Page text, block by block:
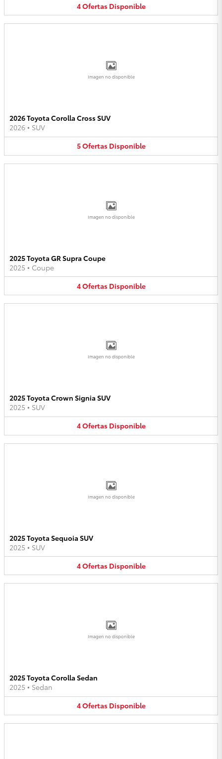
4Ofertas Disponible
Imagen no disponible
2026 Toyota Corolla Cross SUV
2026 • SUV
5Ofertas Disponible
Imagen no disponible
2025 Toyota GR Supra Coupe
2025 • Coupe
4Ofertas Disponible
Imagen no disponible
2025 Toyota Crown Signia SUV
2025 • SUV
4Ofertas Disponible
Imagen no disponible
2025 Toyota Sequoia SUV
2025 • SUV
4Ofertas Disponible
Imagen no disponible
2025 Toyota Corolla Sedan
2025 • Sedan
4Ofertas Disponible